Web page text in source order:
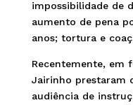
impossibilidade de
aumento de pena
anos; tortura e
Recentemente, em
Jairinho prestaram
audiência de